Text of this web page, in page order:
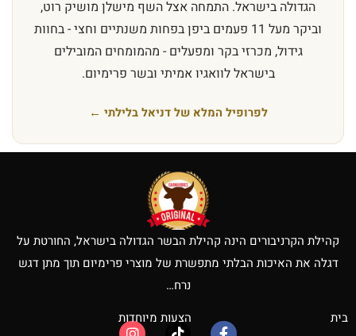
הגדולה בישראל. התמחה אצל השף מישלן מושיק רוט,
וביקר מעל 11 פעמים ביפן בפחות משנתיים וחצי - בחוות
גידול, מכרזי בקר ומפעלים - מהמומחים המובילים
בישראל לוואגיו אמיתי ובשר פרימיום.
לפרופיל המלא של דניאל בלילתי ←
קהילת הקרניבורים הינה קהילת הבשר הגדולה בישראל, החורטת על
דגלה את האיכות הבלתי מתפשרת של מוצרי פרימיום תוך מתן דגש
נרח…
בית
הצעות מיוחדות